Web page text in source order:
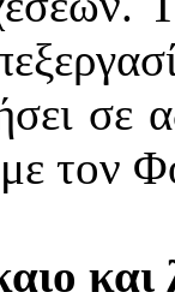
σε
τον
και